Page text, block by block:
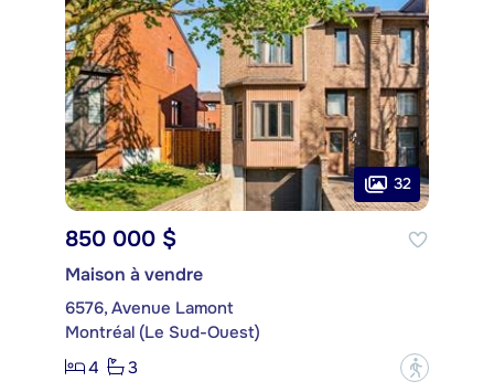
32
850 000 $
Maison à vendre
6576, Avenue Lamont
Montréal (Le Sud-Ouest)
4
3 ?